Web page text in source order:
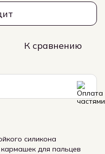
К сравнению
силикона
для пальцев